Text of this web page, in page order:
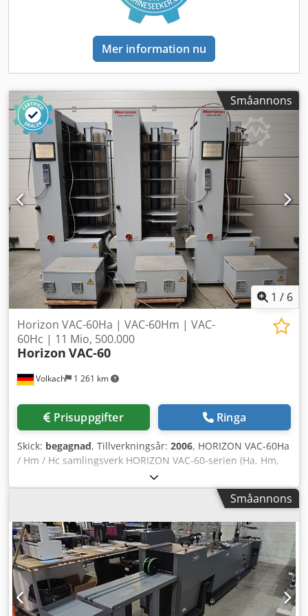
Mer information nu
Småannons
1 / 6
Volkach 1 261 km
Horizon VAC-60Ha | VAC-60Hm | VAC-
60Hc | 11 Mio, 500.000
Horizon VAC-60
Prisuppgifter Ringa
Skick: begagnad, Tillverkningsår: 2006, HORIZON VAC-60Ha
/ Hm / Hc samlingsverk HORIZON VAC-60-serien (Ha, Hm,
Hc) är modulära samlingsverk för professionell
efterbehandling av trycksaker – exakta, snabba och
driftsäkra vid pappershantering. Särskilda egenskaper:
utökas till upp till 6 torn (totalt 36 stationer). Avancerad
sugteknik: Säkerställer tillförlitlig matning av papper med
olika format och gramvikter. Flexibelt formatintervall:
Bearbetar ark från ca 120 × 148 mm upp till 500 × 350 mm,
vid 40–300 g/m². Hög produktivitet: Upp till 9 500–10 000
set per timme – beroende på format och konfiguration.
Småannons